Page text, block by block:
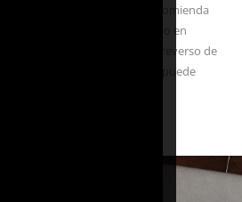
el sistema al subsuelo. Se recomienda
en los meses más fríos o en
más rugosos. La opción con reverso de
instalación flexible, ya que puede